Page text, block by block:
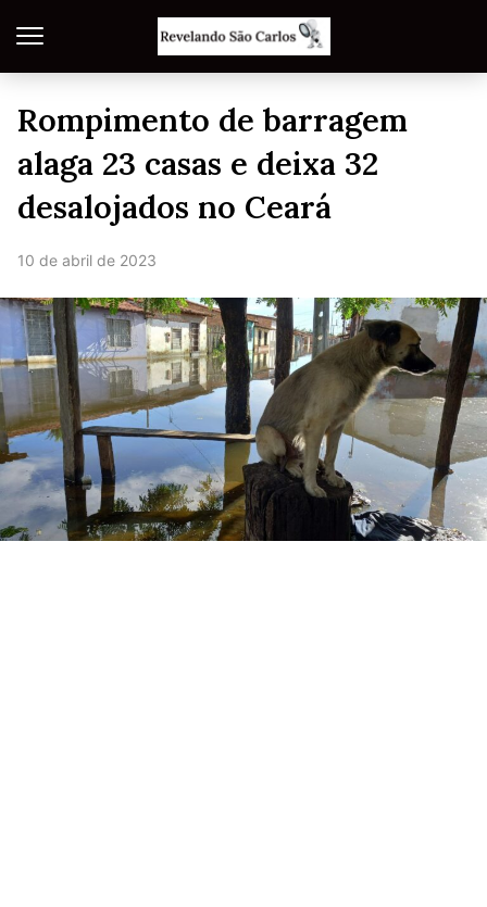
Rompimento de barragem
alaga 23 casas e deixa 32
desalojados no Ceará
10 de abril de 2023